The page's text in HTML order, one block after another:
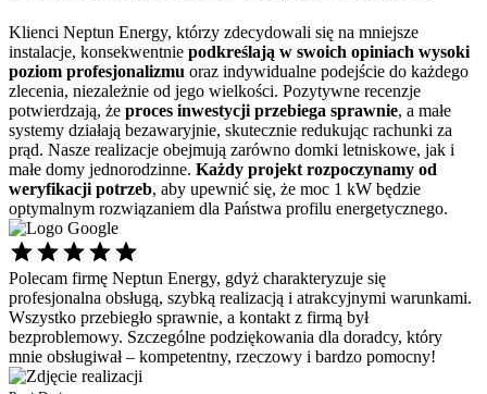
Klienci Neptun Energy, którzy zdecydowali się na mniejsze
instalacje, konsekwentnie podkreślają w swoich opiniach wysoki
poziom profesjonalizmu oraz indywidualne podejście do każdego
zlecenia, niezależnie od jego wielkości. Pozytywne recenzje
potwierdzają, że proces inwestycji przebiega sprawnie, a małe
systemy działają bezawaryjnie, skutecznie redukując rachunki za
prąd. Nasze realizacje obejmują zarówno domki letniskowe, jak i
małe domy jednorodzinne. Każdy projekt rozpoczynamy od
weryfikacji potrzeb, aby upewnić się, że moc 1 kW będzie
optymalnym rozwiązaniem dla Państwa profilu energetycznego.
Polecam firmę Neptun Energy, gdyż charakteryzuje się
profesjonalna obsługą, szybką realizacją i atrakcyjnymi warunkami.
Wszystko przebiegło sprawnie, a kontakt z firmą był
bezproblemowy. Szczególne podziękowania dla doradcy, który
mnie obsługiwał – kompetentny, rzeczowy i bardzo pomocny!